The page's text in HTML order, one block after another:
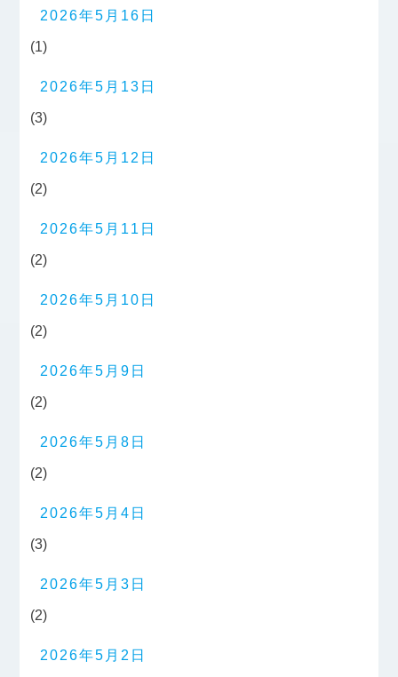
2026年5月16日
(1)
2026年5月13日
(3)
2026年5月12日
(2)
2026年5月11日
(2)
2026年5月10日
(2)
2026年5月9日
(2)
2026年5月8日
(2)
2026年5月4日
(3)
2026年5月3日
(2)
2026年5月2日